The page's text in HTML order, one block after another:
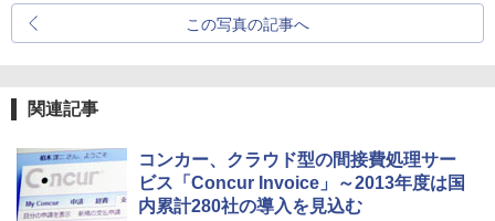
この写真の記事へ
関連記事
コンカー、クラウド型の間接費処理サー
ビス「Concur Invoice」～2013年度は国
内累計280社の導入を見込む